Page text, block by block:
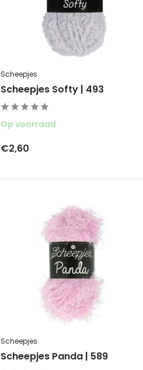
Scheepjes
Scheepjes Softy | 493
Op voorraad
€2,60
Scheepjes
Scheepjes Panda | 589